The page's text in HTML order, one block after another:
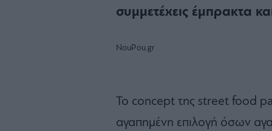
συμμετέχεις έμπρακτα
NouPou.gr
Το concept της street food
αγαπημένη επιλογή όσων